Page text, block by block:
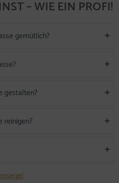
– WIE EIN PROFI!
gemütlich?
gestalten?
reinigen?